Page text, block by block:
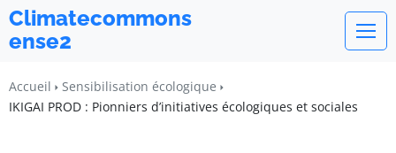
Climatecommons
ense2
Accueil
Sensibilisation écologique
IKIGAI PROD : Pionniers d’initiatives écologiques et sociales